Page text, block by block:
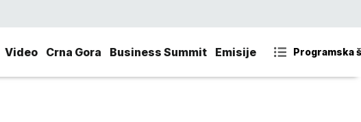
Video Crna Gora Business Summit Emisije Programska